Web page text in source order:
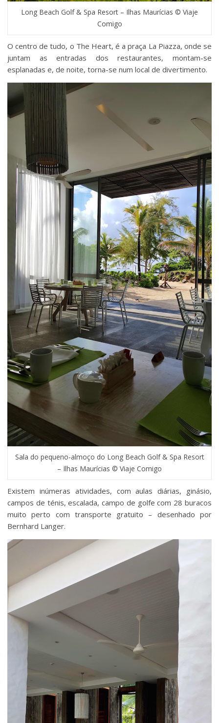
Long Beach Golf & Spa Resort – Ilhas Maurícias © Viaje
Comigo
O centro de tudo, o The Heart, é a praça La Piazza, onde se
juntam as entradas dos restaurantes, montam-se
esplanadas e, de noite, torna-se num local de divertimento.
Sala do pequeno-almoço do Long Beach Golf & Spa Resort
– Ilhas Maurícias © Viaje Comigo
Existem inúmeras atividades, com aulas diárias, ginásio,
campos de ténis, escalada, campo de golfe com 28 buracos
muito perto com transporte gratuito – desenhado por
Bernhard Langer.